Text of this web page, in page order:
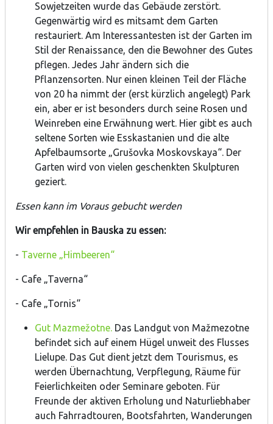
Sowjetzeiten wurde das Gebäude zerstört.
Gegenwärtig wird es mitsamt dem Garten
restauriert. Am Interessantesten ist der Garten im
Stil der Renaissance, den die Bewohner des Gutes
pflegen. Jedes Jahr ändern sich die
Pflanzensorten. Nur einen kleinen Teil der Fläche
von 20 ha nimmt der (erst kürzlich angelegt) Park
ein, aber er ist besonders durch seine Rosen und
Weinreben eine Erwähnung wert. Hier gibt es auch
seltene Sorten wie Esskastanien und die alte
Apfelbaumsorte „Grušovka Moskovskaya“. Der
Garten wird von vielen geschenkten Skulpturen
geziert.
Essen kann im Voraus gebucht werden
Wir empfehlen in Bauska zu essen:
- Taverne „Himbeeren“
- Cafe „Taverna“
- Cafe „Tornis“
Gut Mazmežotne. Das Landgut von Mažmezotne
befindet sich auf einem Hügel unweit des Flusses
Lielupe. Das Gut dient jetzt dem Tourismus, es
werden Übernachtung, Verpflegung, Räume für
Feierlichkeiten oder Seminare geboten. Für
Freunde der aktiven Erholung und Naturliebhaber
auch Fahrradtouren, Bootsfahrten, Wanderungen